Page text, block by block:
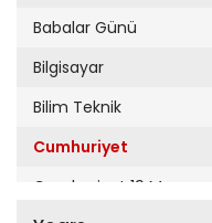
Babalar Günü
Bilgisayar
Bilim Teknik
Cumhuriyet
Cumhuriyet 19 Mayıs